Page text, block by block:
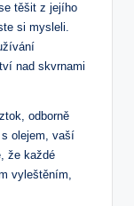
těšit z jejího
si mysleli.
nad skvrnami
odborně
olejem, vaší
že každé
vyleštěním,